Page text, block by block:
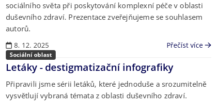
sociálního světa při poskytování komplexní péče v oblasti
duševního zdraví. Prezentace zveřejňujeme se souhlasem
autorů.
8. 12. 2025 Přečíst více
Sociální oblast
Letáky - destigmatizační infografiky
Připravili jsme sérii letáků, které jednoduše a srozumitelně
vysvětlují vybraná témata z oblasti duševního zdraví.